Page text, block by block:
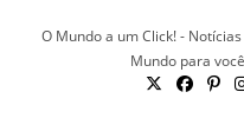
O Mundo a um Click! -
Mundo para